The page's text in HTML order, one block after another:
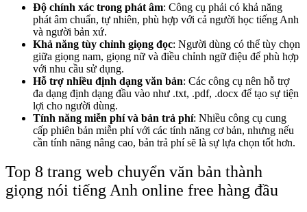
Độ chính xác trong phát âm: Công cụ phải có khả năng
phát âm chuẩn, tự nhiên, phù hợp với cả người học tiếng Anh
và người bản xứ.
Khả năng tùy chỉnh giọng đọc: Người dùng có thể tùy chọn
giữa giọng nam, giọng nữ và điều chỉnh ngữ điệu để phù hợp
với nhu cầu sử dụng.
Hỗ trợ nhiều định dạng văn bản: Các công cụ nên hỗ trợ
đa dạng định dạng đầu vào như .txt, .pdf, .docx để tạo sự tiện
lợi cho người dùng.
Tính năng miễn phí và bản trả phí: Nhiều công cụ cung
cấp phiên bản miễn phí với các tính năng cơ bản, nhưng nếu
cần tính năng nâng cao, bản trả phí sẽ là sự lựa chọn tốt hơn.
Top 8 trang web chuyển văn bản thành
giọng nói tiếng Anh online free hàng đầu